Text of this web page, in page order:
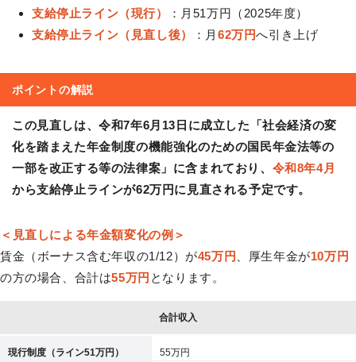
支給停止ライン（現行）
：月51万円（2025年度）
支給停止ライン（見直し後）
：月62万円へ引き上げ
ポイントの解説
この見直しは、令和7年6月13日に成立した「社会経済の変
化を踏まえた年金制度の機能強化のための国民年金法等の
一部を改正する等の法律案」に含まれており、 令和8年4月
から支給停止ラインが62万円に見直される予定です。
＜見直しによる年金額変化の例＞
賃金（ボーナス含む年収の1/12）が45万円 、厚生年金が10万円
の方の場合、合計は55万円 となります。
合計収入
現行制度（ライン51万円） 55万円